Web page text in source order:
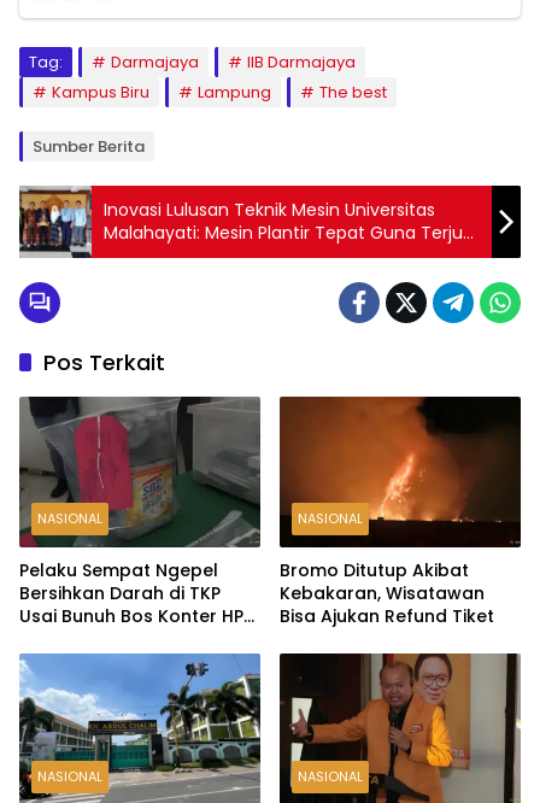
Tag: Darmajaya
IIB Darmajaya
Kampus Biru
Lampung The best
Sumber Berita
Inovasi Lulusan Teknik Mesin Universitas
Malahayati: Mesin Plantir Tepat Guna Terjual
120 Unit dan Raih Gelar Juara Nasional
Pos Terkait
NASIONAL
Pelaku Sempat Ngepel
Bersihkan Darah di TKP
Usai Bunuh Bos Konter HP
NASIONAL
Bromo Ditutup Akibat
Kebakaran, Wisatawan
Bisa Ajukan Refund Tiket
NASIONAL NASIONAL